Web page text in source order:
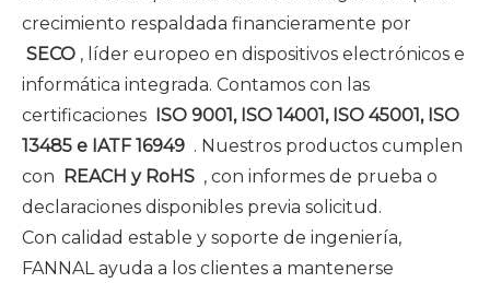
crecimiento respaldada financieramente por
SECO , líder europeo en dispositivos electrónicos e
informática integrada. Contamos con las
certificaciones
ISO 9001, ISO 14001, ISO 45001, ISO
13485 e IATF 16949 . Nuestros productos cumplen
con
REACH y RoHS , con informes de prueba o
declaraciones disponibles previa solicitud.
Con calidad estable y soporte de ingeniería,
FANNAL ayuda a los clientes a mantenerse